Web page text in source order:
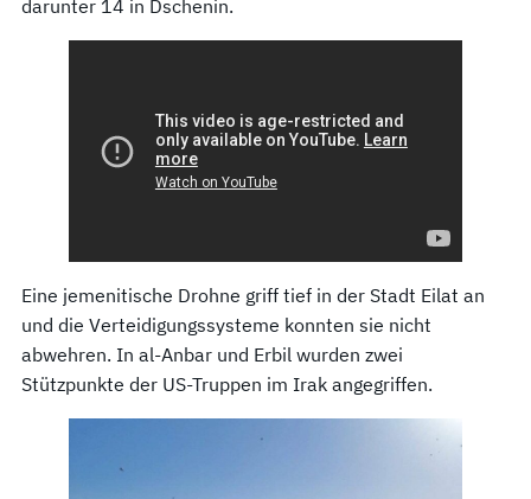
darunter 14 in Dschenin.
Eine jemenitische Drohne griff tief in der Stadt Eilat an
und die Verteidigungssysteme konnten sie nicht
abwehren. In al-Anbar und Erbil wurden zwei
Stützpunkte der US-Truppen im Irak angegriffen.